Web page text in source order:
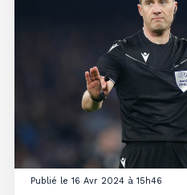
Publié le 16 Avr 2024 à 15h46